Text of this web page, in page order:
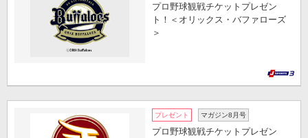
プロ野球観戦チケットプレゼン
ト！＜オリックス・バファローズ
＞
プレゼント マガジン8月号
プロ野球観戦チケットプレゼン